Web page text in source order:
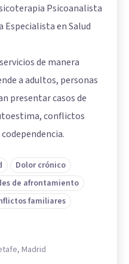
Psicoanalista
Especialista en Salud
de manera
a adultos, personas
presentar casos de
conflictos
Dolor crónico
de afrontamiento
familiares
Madrid